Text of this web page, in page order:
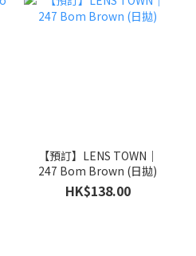
【預訂】LENS TOWN｜
247 Bom Brown (日拋)
HK$138.00